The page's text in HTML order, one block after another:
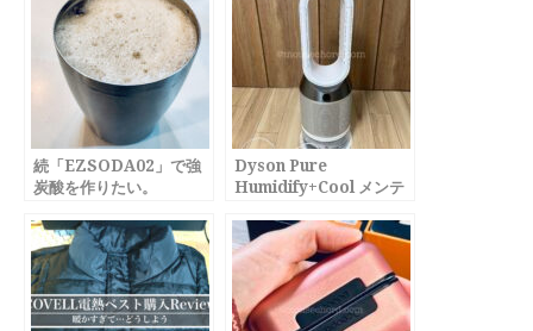
続「EZSODA02」で強
炭酸を作りたい。
Dyson Pure
Humidify+Cool メンテ